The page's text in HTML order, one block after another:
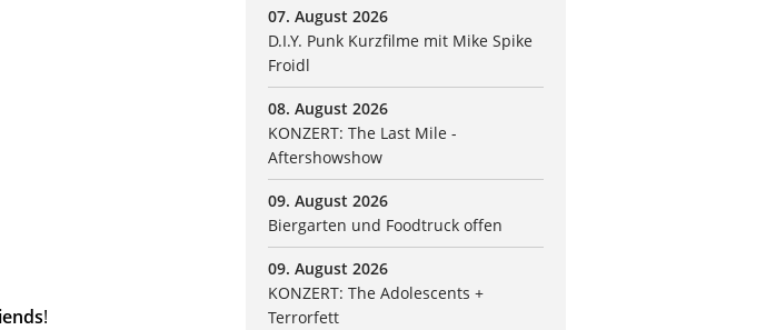
!
07. August 2026
D.I.Y. Punk Kurzfilme mit Mike Spike
Froidl
08. August 2026
KONZERT: The Last Mile -
Aftershowshow
09. August 2026
Biergarten und Foodtruck offen
09. August 2026
KONZERT: The Adolescents +
Terrorfett